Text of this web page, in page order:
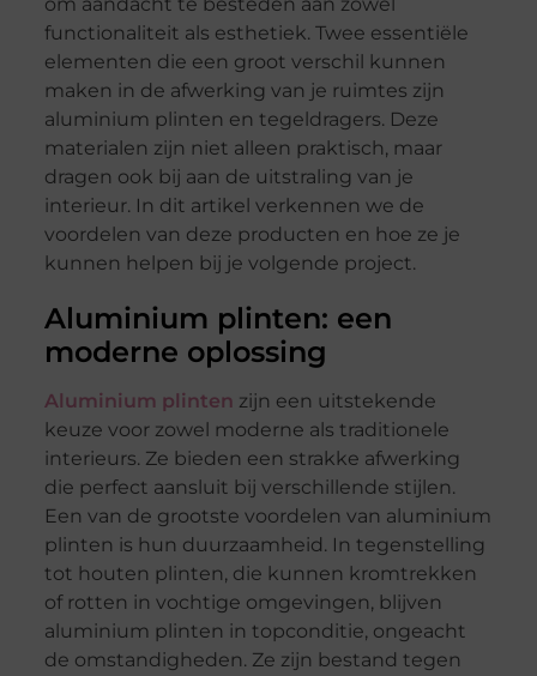
om aandacht te besteden aan zowel
functionaliteit als esthetiek. Twee essentiële
elementen die een groot verschil kunnen
maken in de afwerking van je ruimtes zijn
aluminium plinten en tegeldragers. Deze
materialen zijn niet alleen praktisch, maar
dragen ook bij aan de uitstraling van je
interieur. In dit artikel verkennen we de
voordelen van deze producten en hoe ze je
kunnen helpen bij je volgende project.
Aluminium plinten: een
moderne oplossing
Aluminium plinten zijn een uitstekende
keuze voor zowel moderne als traditionele
interieurs. Ze bieden een strakke afwerking
die perfect aansluit bij verschillende stijlen.
Een van de grootste voordelen van aluminium
plinten is hun duurzaamheid. In tegenstelling
tot houten plinten, die kunnen kromtrekken
of rotten in vochtige omgevingen, blijven
aluminium plinten in topconditie, ongeacht
de omstandigheden. Ze zijn bestand tegen